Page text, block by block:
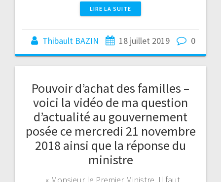
LIRE LA SUITE
Thibault BAZIN 18 juillet 2019 0
Pouvoir d’achat des familles –
voici la vidéo de ma question
d’actualité au gouvernement
posée ce mercredi 21 novembre
2018 ainsi que la réponse du
ministre
« Monsieur le Premier Ministre, Il faut